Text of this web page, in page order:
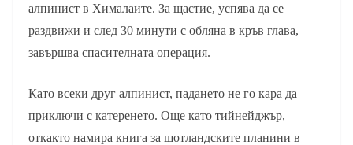
алпинист в Хималаите. ­За щастие, успява да се
раздвижи и след 30 минути с обляна в кръв глава,
завършва спасителната операция.
Като всеки друг алпинист, падането не го кара да
приключи с катеренето. Още като тийнейджър,
откакто намира книга за шотландските планини в